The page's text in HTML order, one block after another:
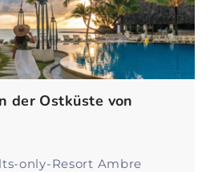
der Ostküste von
only-Resort Ambre